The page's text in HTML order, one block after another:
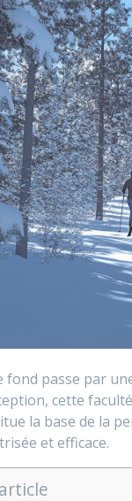
fond passe par
cette
la base de la
et efficace.